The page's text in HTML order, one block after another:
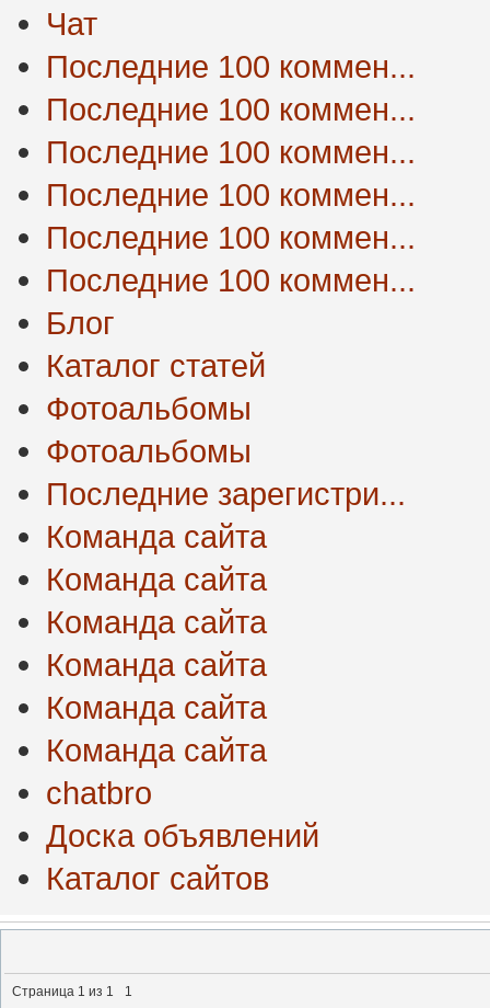
Чат
Последние 100 коммен...
Последние 100 коммен...
Последние 100 коммен...
Последние 100 коммен...
Последние 100 коммен...
Последние 100 коммен...
Блог
Каталог статей
Фотоальбомы
Фотоальбомы
Последние зарегистри...
Команда сайта
Команда сайта
Команда сайта
Команда сайта
Команда сайта
Команда сайта
chatbro
Доска объявлений
Каталог сайтов
Страница 1 из 1
1